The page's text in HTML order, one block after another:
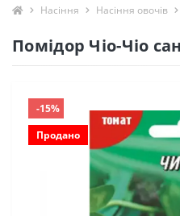
Насіння Насіння овочів
Помідор Чіо-Чіо
-15%
Продано